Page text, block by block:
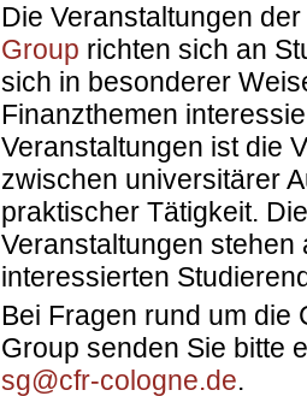
Die Veranstaltungen der
Group richten sich an
sich in besonderer
Finanzthemen
Veranstaltungen ist die
zwischen universitärer
praktischer Tätigkeit. Die
Veranstaltungen stehen
interessierten
Bei Fragen rund um die
Group senden Sie bitte
sg@cfr-cologne.de.